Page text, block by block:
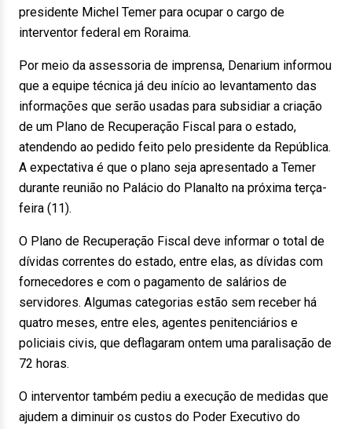
presidente Michel Temer para ocupar o cargo de
interventor federal em Roraima.
Por meio da assessoria de imprensa, Denarium informou
que a equipe técnica já deu início ao levantamento das
informações que serão usadas para subsidiar a criação
de um Plano de Recuperação Fiscal para o estado,
atendendo ao pedido feito pelo presidente da República.
A expectativa é que o plano seja apresentado a Temer
durante reunião no Palácio do Planalto na próxima terça-
feira (11).
O Plano de Recuperação Fiscal deve informar o total de
dívidas correntes do estado, entre elas, as dívidas com
fornecedores e com o pagamento de salários de
servidores. Algumas categorias estão sem receber há
quatro meses, entre eles, agentes penitenciários e
policiais civis, que deflagaram ontem uma paralisação de
72 horas.
O interventor também pediu a execução de medidas que
ajudem a diminuir os custos do Poder Executivo do